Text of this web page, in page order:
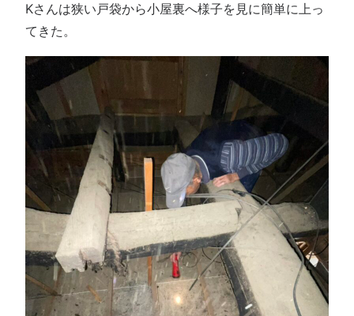
Kさんは狭い戸袋から小屋裏へ様子を見に簡単に上っ
てきた。